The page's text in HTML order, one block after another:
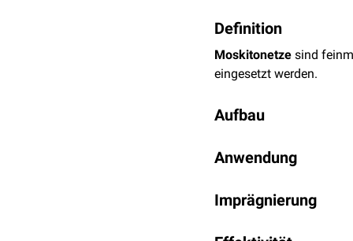
Definition
Moskitonetze sind
eingesetzt werden.
Aufbau
Baumwolle. Sie bieten
die Maschenweite,
Anwendung
Viele Vektoren sind in
Imprägnierung